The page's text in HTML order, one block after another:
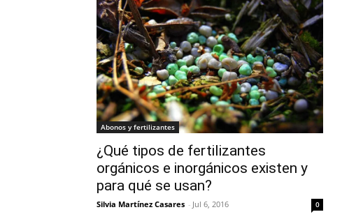
Abonos y fertilizantes
¿Qué tipos de fertilizantes
orgánicos e inorgánicos existen y
para qué se usan?
Silvia Martínez Casares - Jul 6, 2016 0